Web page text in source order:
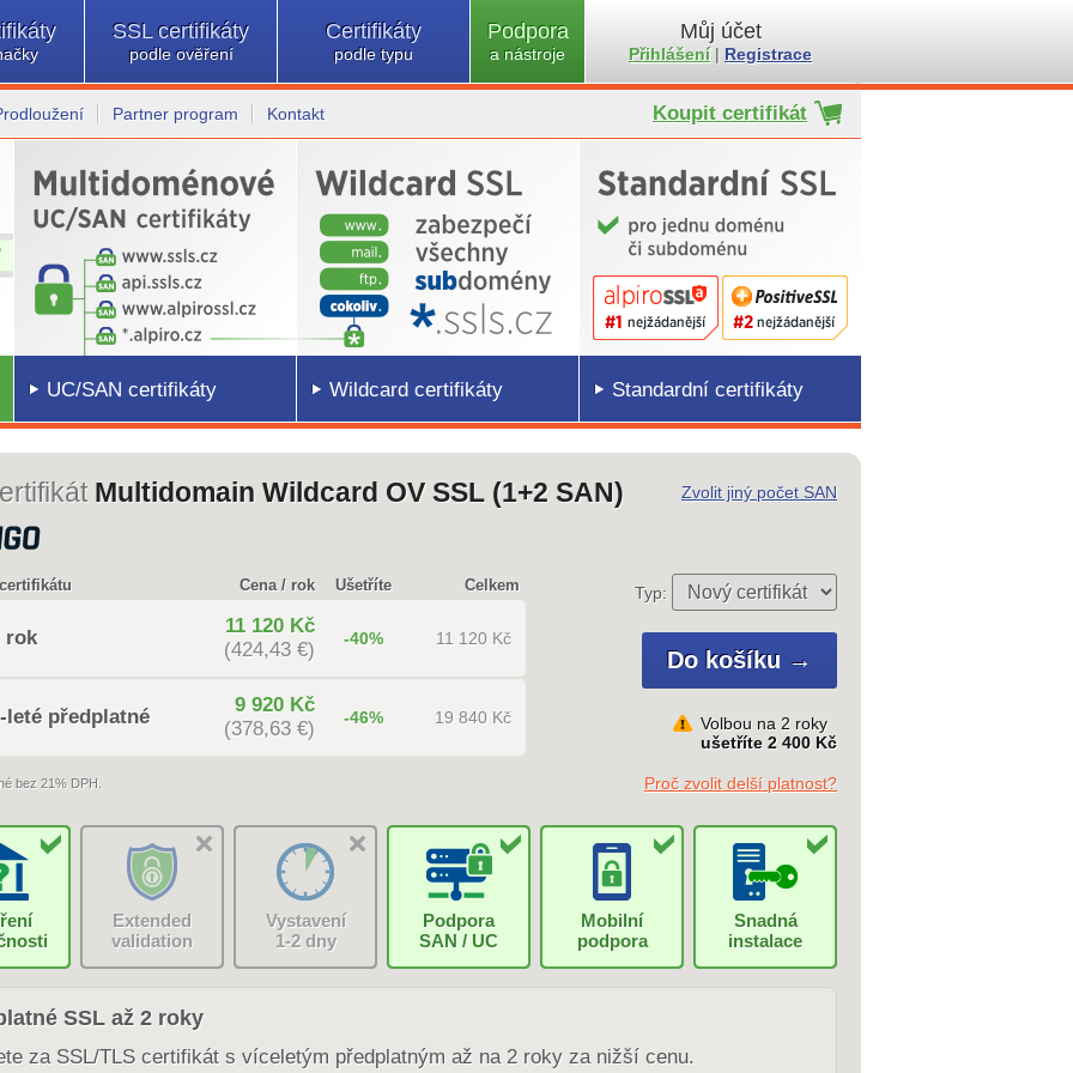
SSL certifikáty
podle ověření
Certifikáty
podle typu
Podpora
a nástroje
Můj účet
Přihlášení| Registrace
Partner program Kontakt Koupit certifikát
UC/SAN certifikáty Wildcard certifikáty Standardní certifikáty
Zvolit jiný počet SAN
Multidomain Wildcard OV SSL (1+2 SAN)
Cena / rok Ušetříte Celkem
rok
11 120 Kč
(424,43 €)
-40% 11 120 Kč
leté předplatné
9 920 Kč
(378,63 €)
-46% 19 840 Kč
bez 21% DPH.
Typ:
Volbou na 2 roky
ušetříte 2 400 Kč
Proč zvolit delší platnost?
Extended
validation
Vystavení
1-2 dny
Podpora
SAN / UC
Mobilní
podpora
Snadná
instalace
SSL až 2 roky
za SSL/TLS certifikát s víceletým předplatným až na 2 roky za nižší cenu.